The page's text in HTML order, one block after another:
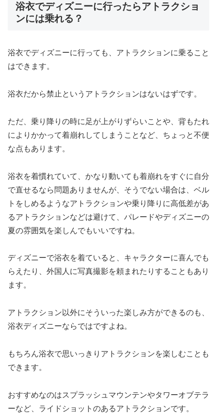
浴衣でディズニーに行ったらアトラクショ
ンには乗れる？
浴衣でディズニーに行っても、アトラクションに乗ること
はできます。
浴衣だから禁止というアトラクションはないはずです。
ただ、乗り降りの時に足が上がりずらいことや、背もたれ
によりかかって着崩れしてしまうことなど、ちょっと不便
な点もあります。
浴衣を着慣れていて、かなり動いても着崩れをすぐに自分
で直せるなら問題ありませんが、そうでない場合は、ベル
トをしめるようなアトラクションや乗り降りに高低差があ
るアトラクションなどは避けて、パレードやディズニーの
夏の雰囲気を楽しんでもいいですね。
ディズニーで浴衣を着ていると、キャラクターに喜んでも
らえたり、外国人に写真撮影を頼まれたりすることもあり
ます。
アトラクション以外にそういった楽しみ方ができるのも、
浴衣ディズニーならではですよね。
もちろん浴衣で思いっきりアトラクションを楽しむことも
できます。
おすすめなのはスプラッシュマウンテンやタワーオブテラ
ーなど、ライドショットのあるアトラクションです。